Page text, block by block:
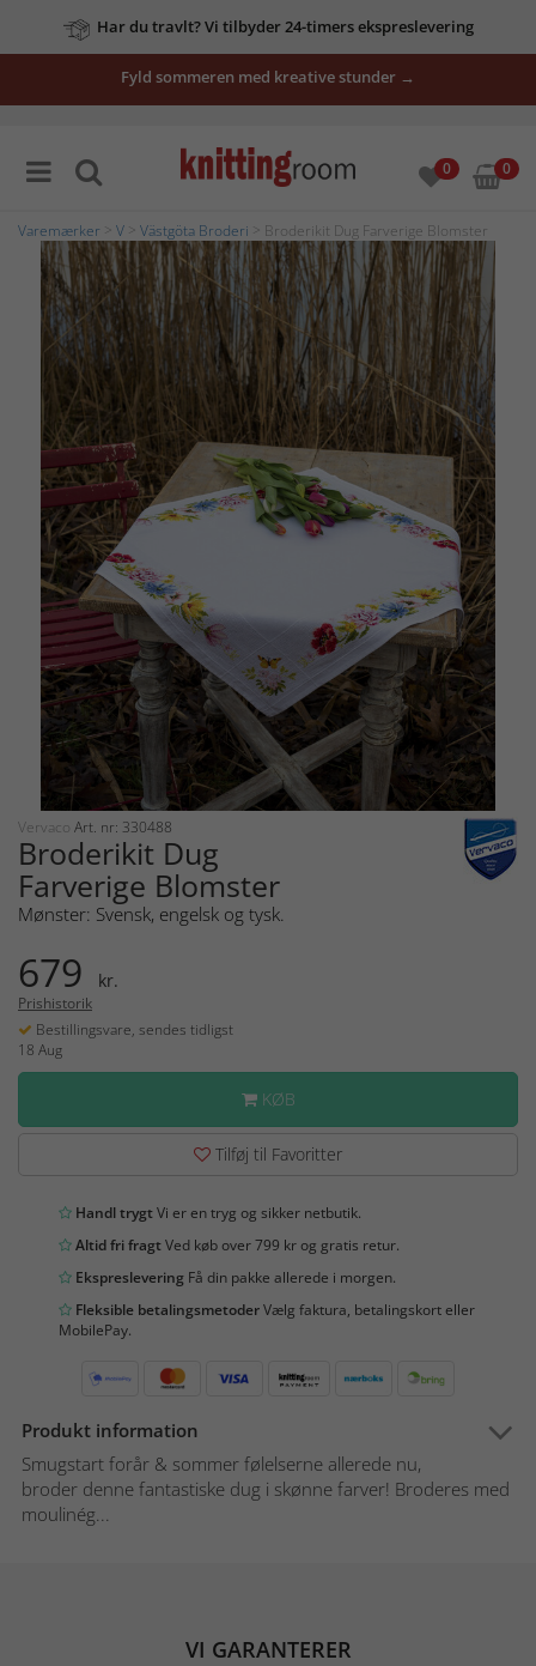
Har du travlt? Vi tilbyder 24-timers ekspreslevering
Fyld sommeren med kreative stunder →
0 0
Varemærker V Västgöta Broderi > Broderikit Dug Farverige Blomster
Vervaco Art. nr: 330488
Broderikit Dug
Farverige Blomster
Mønster: Svensk, engelsk og tysk.
679 kr.
Prishistorik
Bestillingsvare, sendes tidligst
18 Aug
KØB
Tilføj til Favoritter
Handl trygtVi er en tryg og sikker netbutik.
Altid fri fragtVed køb over 799 kr og gratis retur.
Ekspreslevering Få din pakke allerede i morgen.
Fleksible betalingsmetoderVælg faktura, betalingskort eller
MobilePay.
Produkt information
Smugstart forår & sommer følelserne allerede nu,
broder denne fantastiske dug i skønne farver! Broderes med
moulinég...
VI GARANTERER